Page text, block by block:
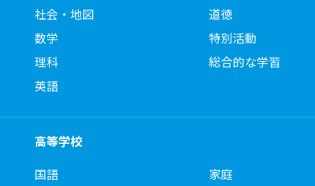
社会・地図
数学
理科
英語
道徳
特別活動
総合的な学習
高等学校
国語
家庭